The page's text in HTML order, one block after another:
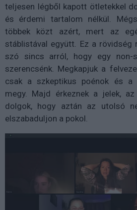
teljesen légből kapott ötletekkel
és érdemi tartalom nélkül.
többek közt azért, mert az
stáblistával együtt. Ez a rövidség
szó sincs arról, hogy egy non-
szerencsénk. Megkapjuk a
csak a szkeptikus poénok és a
megy. Majd érkeznek a jelek,
dolgok, hogy aztán az utolsó
elszabaduljon a pokol.